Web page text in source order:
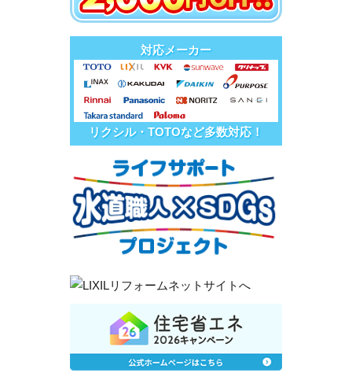
対応メーカー
リクシル・TOTOなど多数対応！